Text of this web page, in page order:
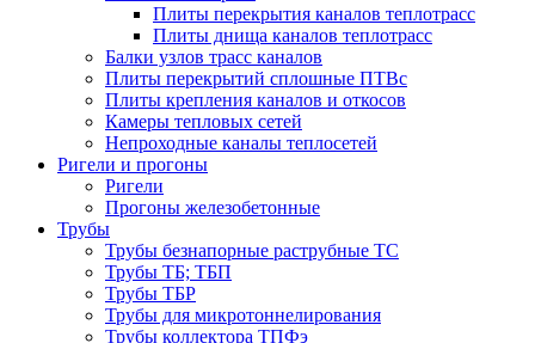
Плиты перекрытия каналов теплотрасс
Плиты днища каналов теплотрасс
Балки узлов трасс каналов
Плиты перекрытий сплошные ПТВс
Плиты крепления каналов и откосов
Камеры тепловых сетей
Непроходные каналы теплосетей
Ригели и прогоны
Ригели
Прогоны железобетонные
Трубы
Трубы безнапорные раструбные ТС
Трубы ТБ; ТБП
Трубы ТБР
Трубы для микротоннелирования
Трубы коллектора ТПФэ